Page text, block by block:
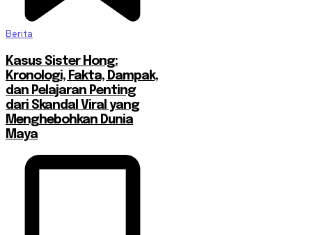
Berita
Kasus Sister Hong:
Kronologi, Fakta, Dampak,
dan Pelajaran Penting
dari Skandal Viral yang
Menghebohkan Dunia
Maya